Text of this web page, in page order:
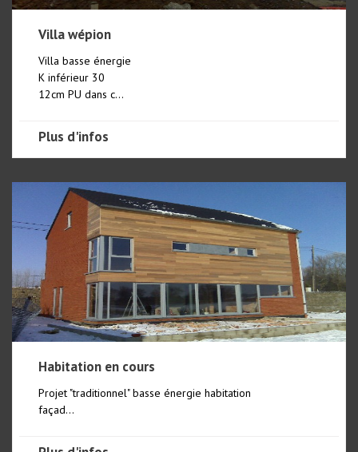
Villa wépion
Villa basse énergie
K inférieur 30
12cm PU dans c...
Plus d'infos
Habitation en cours
Projet "traditionnel" basse énergie habitation
façad...